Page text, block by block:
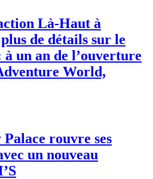
Là-Haut à
de détails sur le
un an de l’ouverture
World,
rouvre ses
un nouveau